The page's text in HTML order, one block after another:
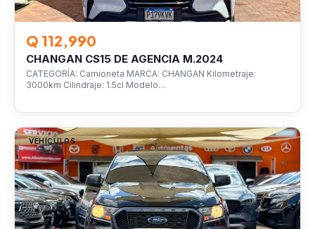
Q 112,990
CHANGAN CS15 DE AGENCIA M.2024
CATEGORÍA: Camioneta MARCA: CHANGAN Kilometraje:
3000km Cilindraje: 1.5cl Modelo…
VEHÍCULOS